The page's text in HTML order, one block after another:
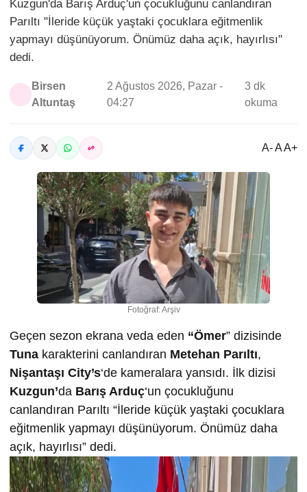
Kuzgun'da Barış Arduç'un çocukluğunu canlandıran
Parıltı "İleride küçük yaştaki çocuklara eğitmenlik
yapmayı düşünüyorum. Önümüz daha açık, hayırlısı"
dedi.
Birsen
Altuntaş
2 Ağustos 2026, Pazar -
04:27
3 dk
okuma
A- A A+
Fotoğraf: Arşiv
Geçen sezon ekrana veda eden “Ömer” dizisinde
Tuna karakterini canlandıran Metehan Parıltı,
Nişantaşı City’s‘de kameralara yansıdı. İlk dizisi
Kuzgun’da Barış Arduç‘un çocukluğunu
canlandıran Parıltı “İleride küçük yaştaki çocuklara
eğitmenlik yapmayı düşünüyorum. Önümüz daha
açık, hayırlısı” dedi.